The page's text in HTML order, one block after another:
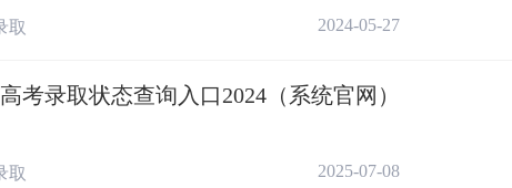
退档录检结束 7月12日16:30
第四志愿投档 7月13日8:30
退档录检结束 7月13日11:00
取 2024-05-27
考录取状态查询入口2024（系统官网）
取 2025-07-08